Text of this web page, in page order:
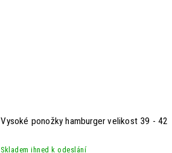
Vysoké ponožky hamburger velikost 39 - 42
Skladem ihned k odeslání